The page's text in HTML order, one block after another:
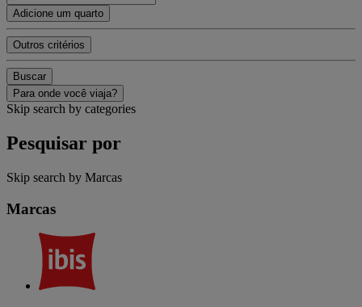
Adicione um quarto
Outros critérios
Buscar
Para onde você viaja?
Skip search by categories
Pesquisar por
Skip search by Marcas
Marcas